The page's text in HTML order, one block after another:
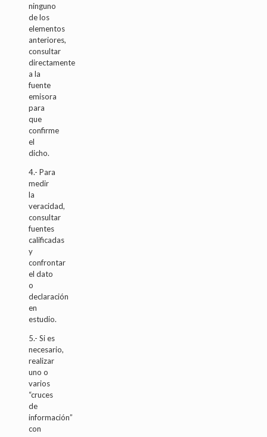
ninguno
de los
elementos
anteriores,
consultar
directamente
a la
fuente
emisora
para
que
confirme
el
dicho.
4.- Para
medir
la
veracidad,
consultar
fuentes
calificadas
y
confrontar
el dato
o
declaración
en
estudio.
5.- Si es
necesario,
realizar
uno o
varios
“cruces
de
información”
con